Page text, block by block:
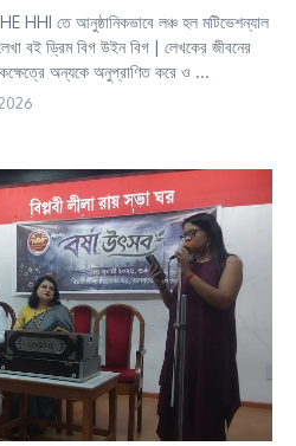
HHI তে আনুষ্ঠানিকভাবে লঞ্চ হল মটিভেশন্যাল
বই ড্রিম বিগ উইন বিগ | লেখকের জীবনের
অন্যকে অনুপ্রাণিত করে ও ...